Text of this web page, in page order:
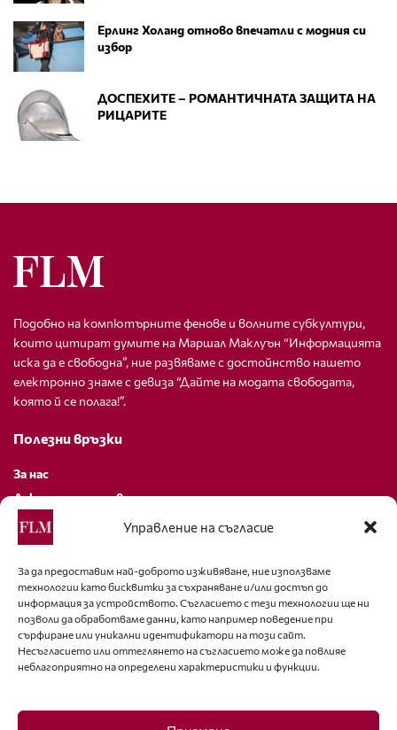
Управление на съгласие
За да предоставим най-доброто изживяване, ние използваме
технологии като бисквитки за съхраняване и/или достъп до
информация за устройството. Съгласието с тези технологии ще ни
позволи да обработваме данни, като например поведение при
сърфиране или уникални идентификатори на този сайт.
Несъгласието или оттеглянето на съгласието може да повлияе
неблагоприятно на определени характеристики и функции.
Ерлинг Холанд отново впечатли с модния си
избор
ДОСПЕХИТЕ – РОМАНТИЧНАТА ЗАЩИТА НА
РИЦАРИТЕ
Подобно на компютърните фенове и волните субкултури,
които цитират думите на Маршал Маклуън “Информацията
иска да е свободна”, ние развяваме с достойнство нашето
електронно знаме с девиза “Дайте на модата свободата,
която й се полага!”.
Полезни връзки
За нас
Декларация за поверителност
Политика за бисквитки
За контакти
editor@fashion-lifestyle.net
+359 88 227 33 47
Последвайте ни
Facebook